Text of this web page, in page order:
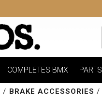
COMPLETES BMX PARTS
/ BRAKE ACCESSORIES /